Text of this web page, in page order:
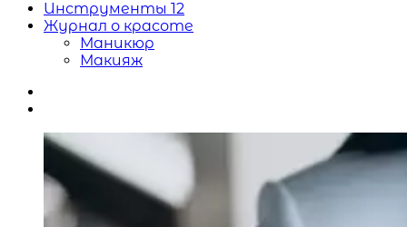
Инструменты 12
Журнал о красоте
Маникюр
Макияж